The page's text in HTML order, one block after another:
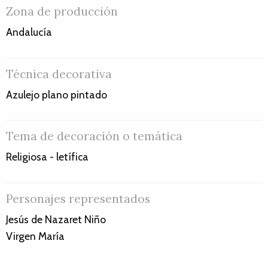
Zona de producción
Andalucía
Técnica decorativa
Azulejo plano pintado
Tema de decoración o temática
Religiosa - letífica
Personajes representados
Jesús de Nazaret Niño
Virgen María